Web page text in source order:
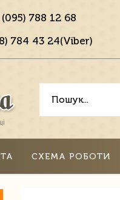
788 12 68
784 43 24(Viber)
СХЕМА РОБОТИ